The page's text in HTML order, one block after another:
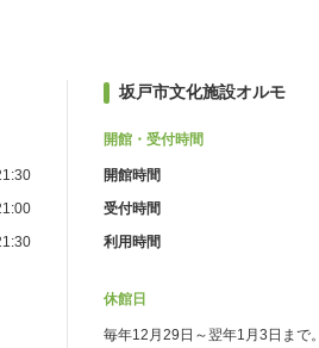
坂戸市文化施設オルモ
開館・受付時間
開館時間
受付時間
利用時間
休館日
毎年12月29日～翌年1月3日まで。